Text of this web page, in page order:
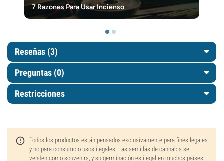
7 Razones Para Usar Incienso
Reseñas (3)
Preguntas (0)
Restricciones
Todos los productos están pensados exclusivamente para fines legales
y no para consumo o usos ilegales. Las semillas de cannabis se
venden como souvenirs, y su germinación es ilegal en muchos países—